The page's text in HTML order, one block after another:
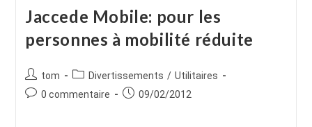
Jaccede Mobile: pour les
personnes à mobilité réduite
Auteur/autrice
de
tom
Post
category:
Divertissements / Utilitaires
Commentaires
0 commentaire
Publication
09/02/2012